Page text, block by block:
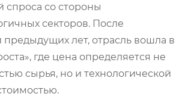
спроса со стороны
секторов. После
предыдущих лет, отрасль вошла в
где цена определяется не
сырья, но и технологической